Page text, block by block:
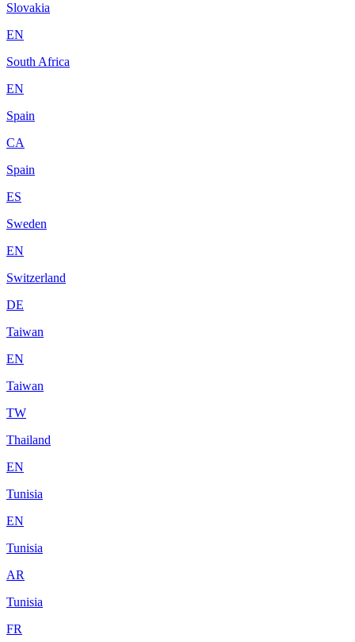
Slovakia
EN
South Africa
EN
Spain
CA
Spain
ES
Sweden
EN
Switzerland
DE
Taiwan
EN
Taiwan
TW
Thailand
EN
Tunisia
EN
Tunisia
AR
Tunisia
FR